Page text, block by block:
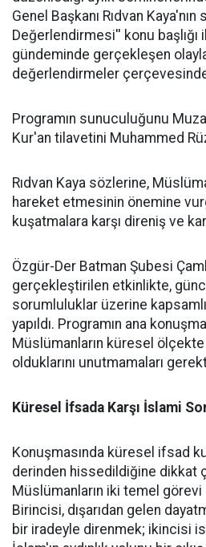
Genel Başkanı Rıdvan
Değerlendirmesi'' konu başlığı
gündeminde gerçekleşen
değerlendirmeler
Programın sunuculuğunu
Kur'an tilavetini Muhammed
Rıdvan Kaya sözlerine,
hareket etmesinin önemine
kuşatmalara karşı direniş ve
Özgür-Der Batman Şubesi
gerçekleştirilen etkinlikte,
sorumluluklar üzerine
yapıldı. Programın ana
Müslümanların küresel
olduklarını unutmamaları
Küresel İfsada Karşı İslami
Konuşmasında küresel ifsad
derinden hissedildiğine dikkat
Müslümanların iki temel
Birincisi, dışarıdan gelen
bir iradeyle direnmek; ikincisi